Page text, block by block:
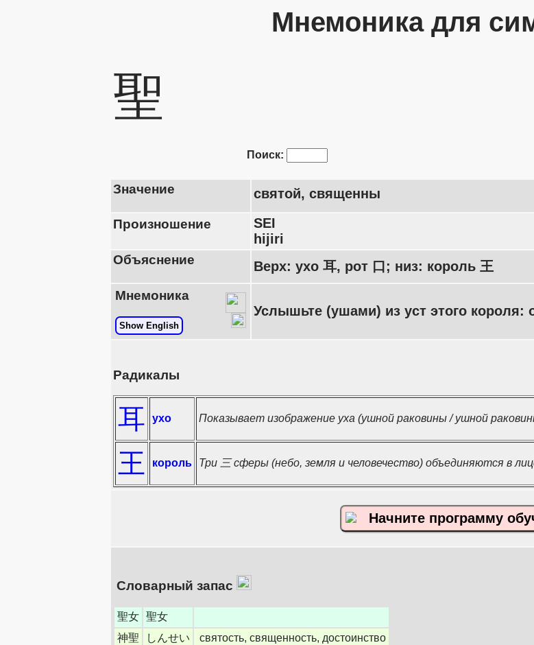
Мнемоника для
聖
Поиск:
Значение святой, священны
Произношение
SEI
hijiri
Объяснение Верх: ухо 耳, рот 口; низ: король 王
Мнемоника
Show English
Услышьте (ушами) из уст этого короля:
Радикалы
耳 ухо Показывает изображение уха (ушной раковины / ушной
王 король Три 三 сферы (небо, земля и человечество) объединяются в
Начните программу
Словарный запас
聖女 聖女
神聖
しんせい
святость, священность, достоинство